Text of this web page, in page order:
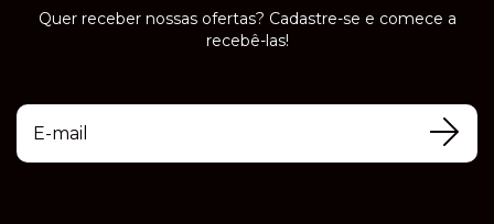
Quer receber nossas ofertas? Cadastre-se e comece a
recebê-las!